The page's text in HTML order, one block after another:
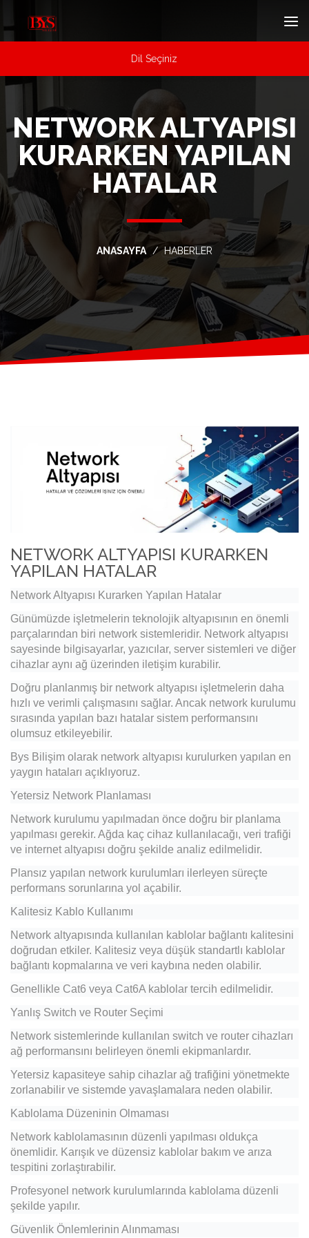
Dil Seçiniz
NETWORK ALTYAPISI
KURARKEN YAPILAN
HATALAR
ANASAYFA HABERLER
NETWORK ALTYAPISI KURARKEN
YAPILAN HATALAR
Network Altyapısı Kurarken Yapılan Hatalar
Günümüzde işletmelerin teknolojik altyapısının en önemli
parçalarından biri network sistemleridir. Network altyapısı
sayesinde bilgisayarlar, yazıcılar, server sistemleri ve diğer
cihazlar aynı ağ üzerinden iletişim kurabilir.
Doğru planlanmış bir network altyapısı işletmelerin daha
hızlı ve verimli çalışmasını sağlar. Ancak network kurulumu
sırasında yapılan bazı hatalar sistem performansını
olumsuz etkileyebilir.
Bys Bilişim olarak network altyapısı kurulurken yapılan en
yaygın hataları açıklıyoruz.
Yetersiz Network Planlaması
Network kurulumu yapılmadan önce doğru bir planlama
yapılması gerekir. Ağda kaç cihaz kullanılacağı, veri trafiği
ve internet altyapısı doğru şekilde analiz edilmelidir.
Plansız yapılan network kurulumları ilerleyen süreçte
performans sorunlarına yol açabilir.
Kalitesiz Kablo Kullanımı
Network altyapısında kullanılan kablolar bağlantı kalitesini
doğrudan etkiler. Kalitesiz veya düşük standartlı kablolar
bağlantı kopmalarına ve veri kaybına neden olabilir.
Genellikle Cat6 veya Cat6A kablolar tercih edilmelidir.
Yanlış Switch ve Router Seçimi
Network sistemlerinde kullanılan switch ve router cihazları
ağ performansını belirleyen önemli ekipmanlardır.
Yetersiz kapasiteye sahip cihazlar ağ trafiğini yönetmekte
zorlanabilir ve sistemde yavaşlamalara neden olabilir.
Kablolama Düzeninin Olmaması
Network kablolamasının düzenli yapılması oldukça
önemlidir. Karışık ve düzensiz kablolar bakım ve arıza
tespitini zorlaştırabilir.
Profesyonel network kurulumlarında kablolama düzenli
şekilde yapılır.
Güvenlik Önlemlerinin Alınmaması